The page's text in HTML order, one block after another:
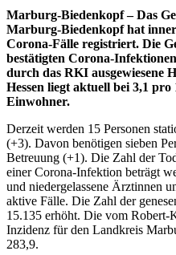
Marburg-Biedenkopf – Das
Marburg-Biedenkopf hat
Corona-Fälle registriert. Die
bestätigten Corona-
durch das RKI ausgewiesene
Hessen liegt aktuell bei 3,1
Einwohner.
Derzeit werden 15 Personen
(+3). Davon benötigen sieben
Betreuung (+1). Die Zahl der
einer Corona-Infektion beträgt
und niedergelassene Ärztinnen
aktive Fälle. Die Zahl der
15.135 erhöht. Die vom
Inzidenz für den Landkreis
283,9.